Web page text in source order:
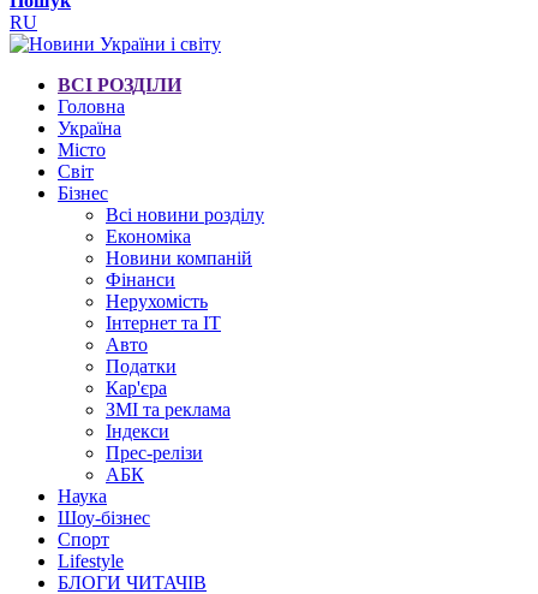
RU
ВСІ РОЗДІЛИ
Головна
Україна
Місто
Світ
Бізнес
Всі новини розділу
Економіка
Новини компаній
Фінанси
Нерухомість
Інтернет та IT
Авто
Податки
Кар'єра
ЗМІ та реклама
Індекси
Прес-релізи
АБК
Наука
Шоу-бізнес
Спорт
Lifestyle
БЛОГИ ЧИТАЧІВ